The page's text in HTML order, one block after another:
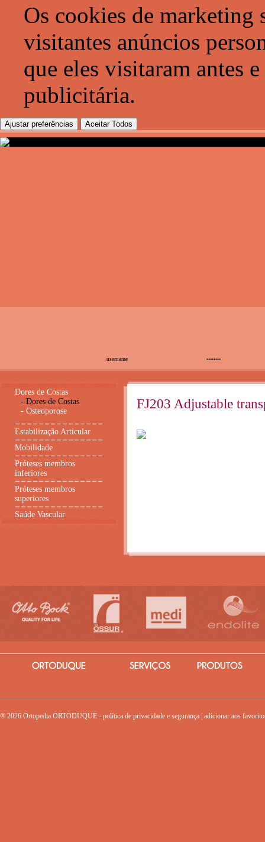
Os cookies de marketing
visitantes anúncios
que eles visitaram antes
publicitária.
Ajustar preferências Aceitar Todos
Dores de Costas
- Dores de Costas
- Osteoporose
Estabilização Articular
Mobilidade
Próteses membros
inferiores
Próteses membros
superiores
Saúde Vascular
FJ203 Adjustable
® 2026 Ortopedia ORTODUQUE - política de privacidade e segurança adicionar aos